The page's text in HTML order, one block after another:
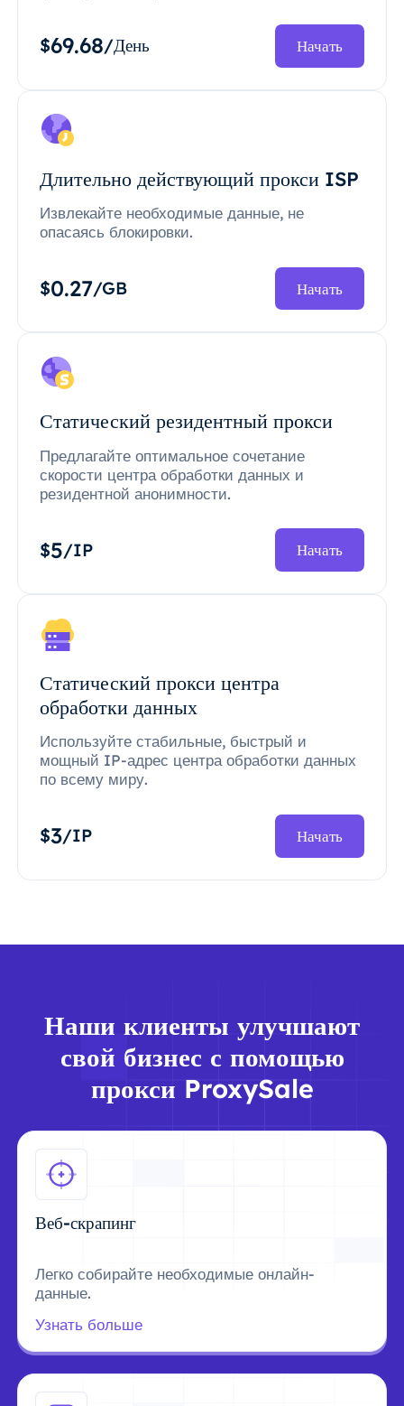
$69.68/День Начать
Длительно действующий прокси ISP
Извлекайте необходимые данные, не
опасаясь блокировки.
$0.27/GB Начать
Статический резидентный прокси
Предлагайте оптимальное сочетание
скорости центра обработки данных и
резидентной анонимности.
$5/IP Начать
Статический прокси центра
обработки данных
Используйте стабильные, быстрый и
мощный IP-адрес центра обработки данных
по всему миру.
$3/IP Начать
Наши клиенты улучшают
свой бизнес с помощью
прокси ProxySale
Веб-скрапинг
Легко собирайте необходимые онлайн-
данные.
Узнать больше